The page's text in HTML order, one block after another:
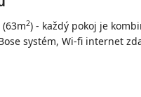
2) - každý pokoj je
systém, Wi-fi internet